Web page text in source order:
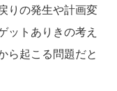
りの発生や計画変
ットありきの考え
ら起こる問題だと